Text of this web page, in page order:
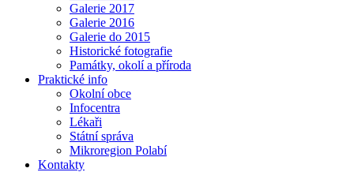
Galerie 2017
Galerie 2016
Galerie do 2015
Historické fotografie
Památky, okolí a příroda
Praktické info
Okolní obce
Infocentra
Lékaři
Státní správa
Mikroregion Polabí
Kontakty